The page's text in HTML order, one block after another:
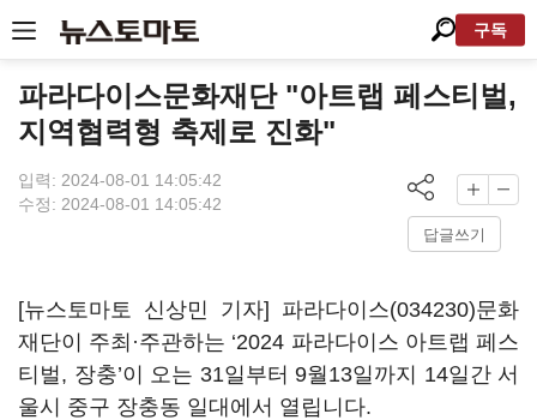
구독
파라다이스문화재단 "아트랩 페스티벌,
지역협력형 축제로 진화"
입력: 2024-08-01 14:05:42
수정: 2024-08-01 14:05:42
답글쓰기
[뉴스토마토 신상민 기자] 파라다이스(034230)문화
재단이 주최·주관하는 ‘2024 파라다이스 아트랩 페스
티벌, 장충’이 오는 31일부터 9월13일까지 14일간 서
울시 중구 장충동 일대에서 열립니다.